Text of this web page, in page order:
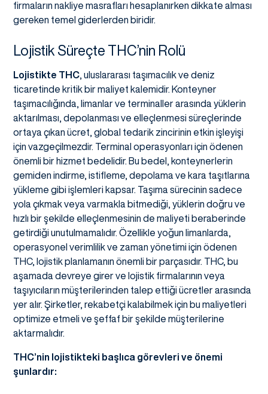
firmaların nakliye masrafları hesaplanırken dikkate alması
gereken temel giderlerden biridir.
Lojistik Süreçte THC’nin Rolü
Lojistikte THC, uluslararası taşımacılık ve deniz
ticaretinde kritik bir maliyet kalemidir. Konteyner
taşımacılığında, limanlar ve terminaller arasında yüklerin
aktarılması, depolanması ve elleçlenmesi süreçlerinde
ortaya çıkan ücret, global tedarik zincirinin etkin işleyişi
için vazgeçilmezdir. Terminal operasyonları için ödenen
önemli bir hizmet bedelidir. Bu bedel, konteynerlerin
gemiden indirme, istifleme, depolama ve kara taşıtlarına
yükleme gibi işlemleri kapsar. Taşıma sürecinin sadece
yola çıkmak veya varmakla bitmediği, yüklerin doğru ve
hızlı bir şekilde elleçlenmesinin de maliyeti beraberinde
getirdiği unutulmamalıdır. Özellikle yoğun limanlarda,
operasyonel verimlilik ve zaman yönetimi için ödenen
THC, lojistik planlamanın önemli bir parçasıdır. THC, bu
aşamada devreye girer ve lojistik firmalarının veya
taşıyıcıların müşterilerinden talep ettiği ücretler arasında
yer alır. Şirketler, rekabetçi kalabilmek için bu maliyetleri
optimize etmeli ve şeffaf bir şekilde müşterilerine
aktarmalıdır.
THC’nin lojistikteki başlıca görevleri ve önemi
şunlardır: